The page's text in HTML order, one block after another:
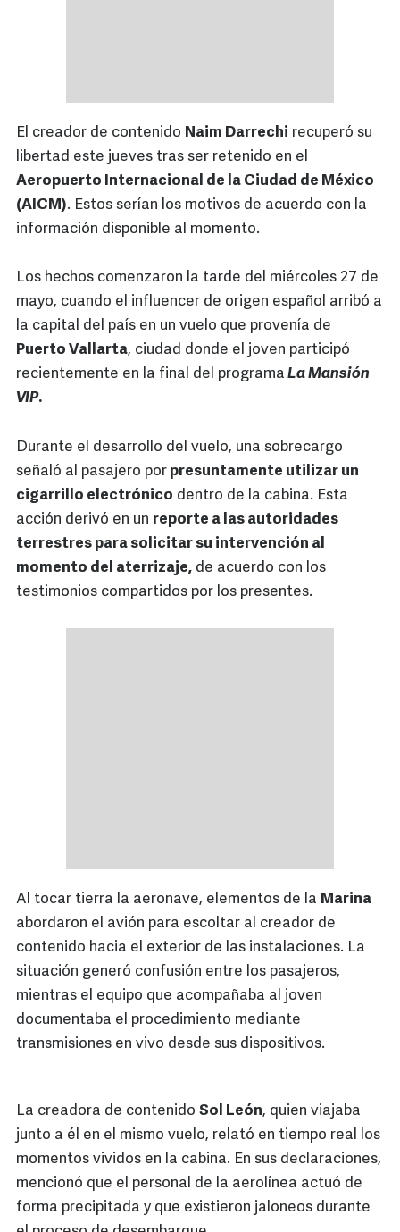
El creador de contenido Naim Darrechi recuperó su
libertad este jueves tras ser retenido en el
Aeropuerto Internacional de la Ciudad de México
(AICM). Estos serían los motivos de acuerdo con la
información disponible al momento.
Los hechos comenzaron la tarde del miércoles 27 de
mayo, cuando el influencer de origen español arribó a
la capital del país en un vuelo que provenía de
Puerto Vallarta, ciudad donde el joven participó
recientemente en la final del programa La Mansión
VIP.
Durante el desarrollo del vuelo, una sobrecargo
señaló al pasajero por presuntamente utilizar un
cigarrillo electrónico dentro de la cabina. Esta
acción derivó en un reporte a las autoridades
terrestres para solicitar su intervención al
momento del aterrizaje, de acuerdo con los
testimonios compartidos por los presentes.
Al tocar tierra la aeronave, elementos de la Marina
abordaron el avión para escoltar al creador de
contenido hacia el exterior de las instalaciones. La
situación generó confusión entre los pasajeros,
mientras el equipo que acompañaba al joven
documentaba el procedimiento mediante
transmisiones en vivo desde sus dispositivos.
La creadora de contenido Sol León, quien viajaba
junto a él en el mismo vuelo, relató en tiempo real los
momentos vividos en la cabina. En sus declaraciones,
mencionó que el personal de la aerolínea actuó de
forma precipitada y que existieron jaloneos durante